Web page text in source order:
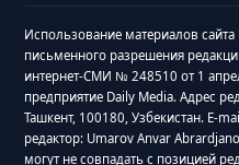
Использование материалов сайта
письменного разрешения
интернет-СМИ № 248510 от 1
предприятие Daily Media. Адрес
Ташкент, 100180, Узбекистан. E-
редактор: Umarov Anvar
могут не совпадать с позицией